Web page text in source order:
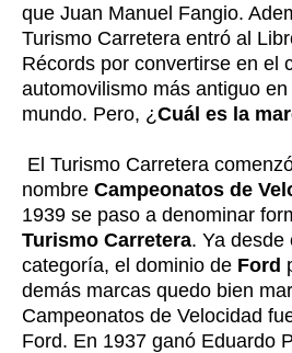
que Juan Manuel Fangio.
Turismo Carretera entró al
Récords por convertirse en el
automovilismo más antiguo
mundo. Pero, ¿ Cuál es la
El Turismo Carretera
nombre Campeonatos de
1939 se paso a denominar
Turismo Carretera. Ya desde
categoría, el dominio de Ford
demás marcas quedo bien
Campeonatos de Velocidad
Ford. En 1937 ganó Eduardo